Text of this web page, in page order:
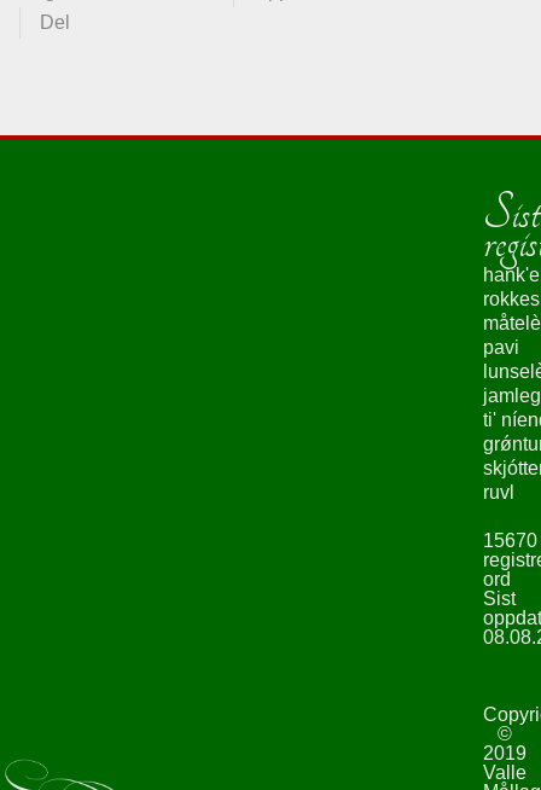
Del
hank'e
pavi
ti'
ruvl
15670
ord
Sist
©
2019
Valle